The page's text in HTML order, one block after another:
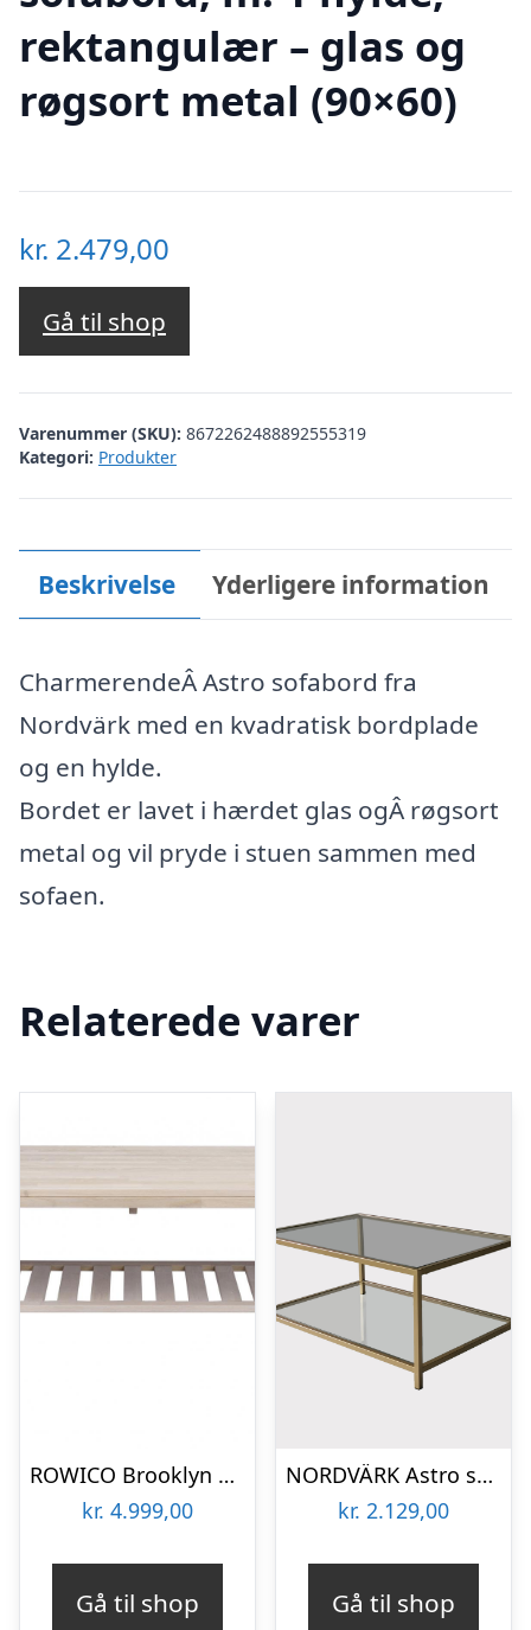
rektangulær – glas og
røgsort metal (90×60)
kr. 2.479,00
Gå til shop
Varenummer (SKU): 8672262488892555319
Kategori: Produkter
Beskrivelse Yderligere information
CharmerendeÂ Astro sofabord fra
Nordvärk med en kvadratisk bordplade
og en hylde.
Bordet er lavet i hærdet glas ogÂ røgsort
metal og vil pryde i stuen sammen med
sofaen.
Relaterede varer
ROWICO Brooklyn sofabord – hvidpigmeneteret eg m. 1 hylde (130×75)
kr. 4.999,00
Gå til shop
NORDVÄRK Astro sofabord, m. 1 hylde, rektangulær – glas og guld metal (90×60)
kr. 2.129,00
Gå til shop